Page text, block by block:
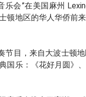
会”在美国麻州
顿地区的华人华侨前
节目，来自大波士顿
国乐：《花好月圆》